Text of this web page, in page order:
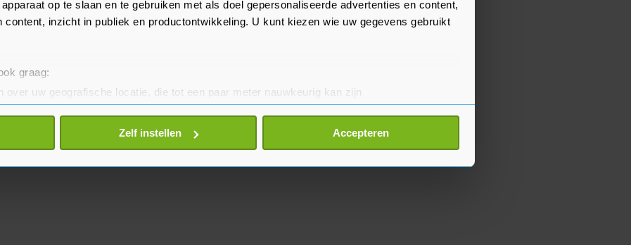
op te slaan en te gebruiken met als doel gepersonaliseerde advertenties en content,
content, inzicht in publiek en productontwikkeling. U kunt kiezen wie uw gegevens gebruikt
graag:
over uw geografische locatie, die tot een paar meter nauwkeurig kan zijn
door het actief te scannen op specifieke eigenschappen (fingerprinting)
gegevens worden verwerkt en stel uw voorkeuren in het
detailgedeelte
of intrekken in de Cookieverklaring.
Zelf instellen Accepteren